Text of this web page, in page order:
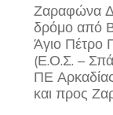
Ζαραφώνα
δρόμο από
Άγιο Πέτρο
(Ε.Ο.Σ. –
ΠΕ
και προς